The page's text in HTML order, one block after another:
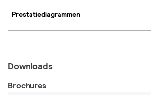
Prestatiediagrammen
Downloads
Brochures